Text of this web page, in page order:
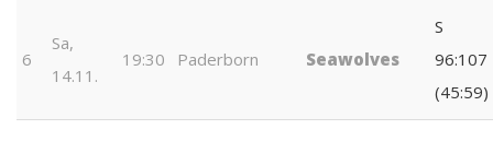
6
Sa,
14.11.
19:30 Paderborn Seawolves
S
96:107
(45:59)